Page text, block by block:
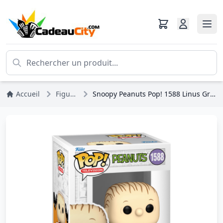
Accueil Figurines Snoopy Peanuts Pop! 1588 Linus Grande Citrouille